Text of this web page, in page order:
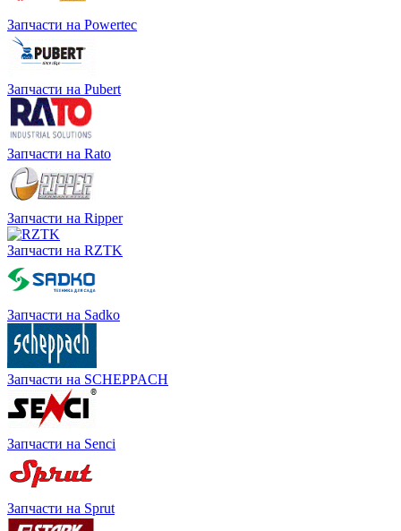
Запчасти на Powertec
Запчасти на Pubert
Запчасти на Rato
Запчасти на Ripper
Запчасти на RZTK
Запчасти на Sadko
Запчасти на SCHEPPACH
Запчасти на Senci
Запчасти на Sprut